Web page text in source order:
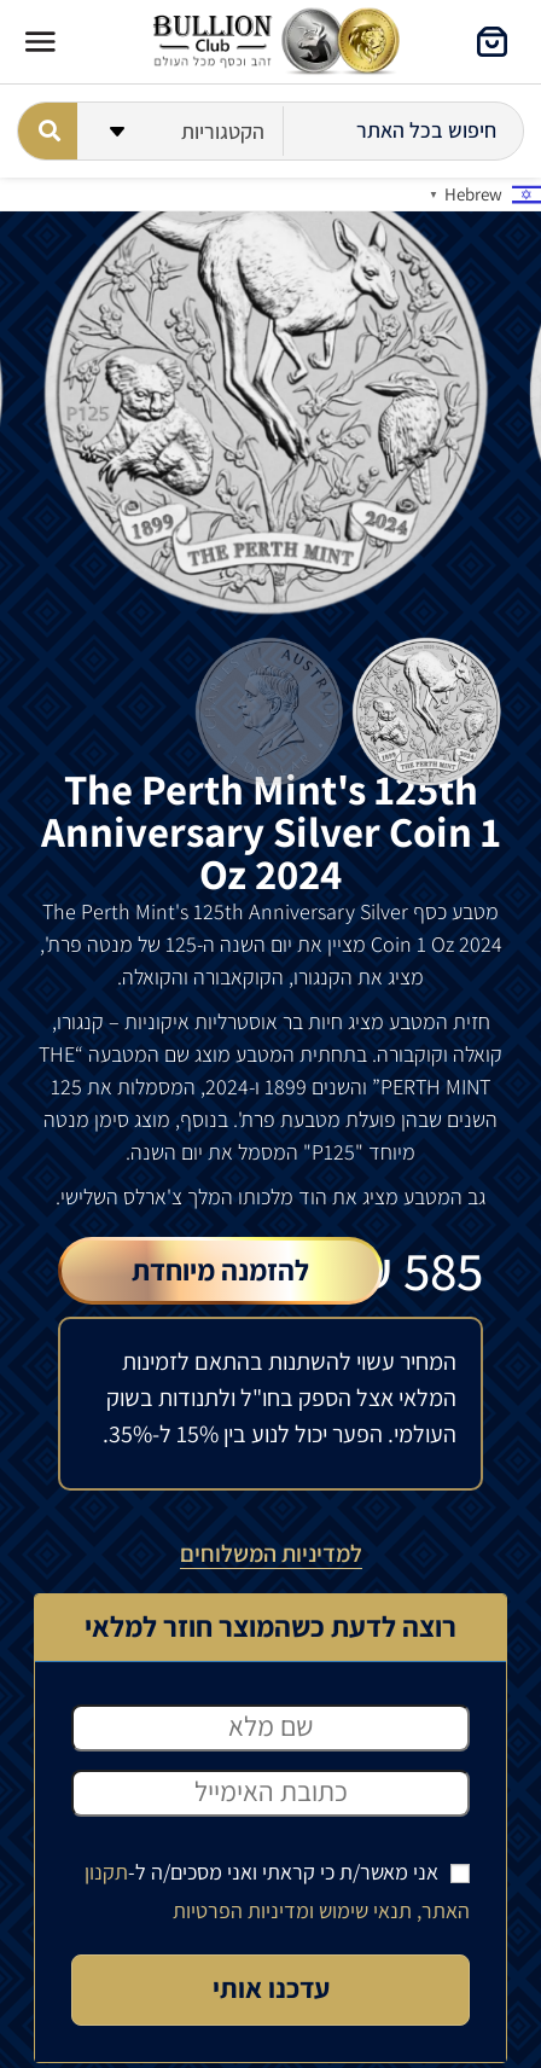
Hebrew
▼
The Perth Mint's 125th
Anniversary Silver Coin 1
Oz 2024
מטבעכסף The Perth Mint's 125th Anniversary Silver
Coin 1 Oz 2024 מציין את יום השנה ה-125 של מנטה פרת',
מציג את הקנגורו, הקוקאבורה והקואלה.
חזית המטבע מציג חיותבר אוסטרליות איקוניות – קנגורו,
קואלה וקוקבורה. בתחתית המטבע מוצג שם המטבעה “THE
PERTH MINT” והשנים 1899 ו-2024, המסמלות את
השנים שבהן פועלת מטבעת פרת'. בנוסף, מוצג סימן מנטה
מיוחד "P125" המסמל את יום השנה.
גב המטבע מציג את הוד מלכותו המלך צ'ארלס השלישי.
585
₪ להזמנה מיוחדת
המחיר עשוי להשתנות בהתאם לזמינות
המלאי אצל הספק בחו"ל ולתנודות בשוק
העולמי. הפער יכול לנוע בין 15% ל-35%.
למדיניות המשלוחים
רוצה לדעת כשהמוצר חוזר למלאי
אני מאשר/ת כי קראתי ואני מסכים/ה ל-תקנון
האתר, תנאי שימוש ומדיניות הפרטיות